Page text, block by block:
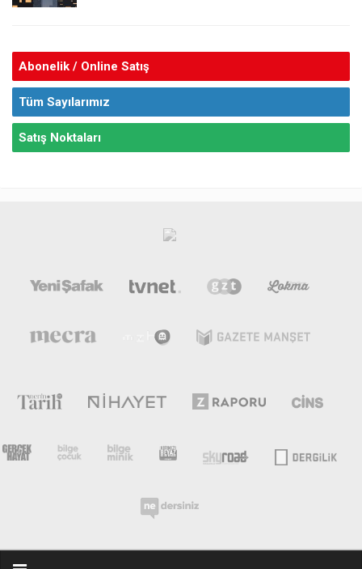
Abonelik / Online Satış
Tüm Sayılarımız
Satış Noktaları